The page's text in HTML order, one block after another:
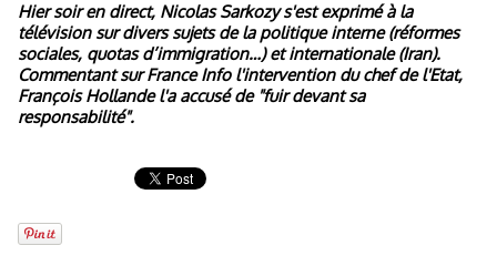
Hier soir en direct, Nicolas Sarkozy s'est exprimé à la
télévision sur divers sujets de la politique interne (réformes
sociales, quotas d’immigration…) et internationale (Iran).
Commentant sur France Info l'intervention du chef de l'Etat,
François Hollande l'a accusé de "fuir devant sa
responsabilité".